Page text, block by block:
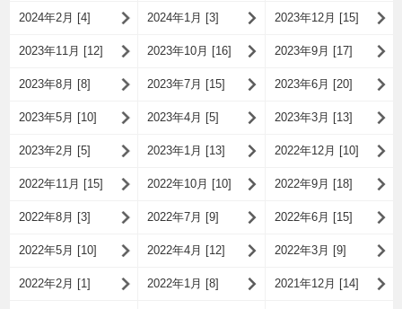
2024年2月 [4] 2024年1月 [3] 2023年12月 [15]
2023年11月 [12] 2023年10月 [16] 2023年9月 [17]
2023年8月 [8] 2023年7月 [15] 2023年6月 [20]
2023年5月 [10] 2023年4月 [5] 2023年3月 [13]
2023年2月 [5] 2023年1月 [13] 2022年12月 [10]
2022年11月 [15] 2022年10月 [10] 2022年9月 [18]
2022年8月 [3] 2022年7月 [9] 2022年6月 [15]
2022年5月 [10] 2022年4月 [12] 2022年3月 [9]
2022年2月 [1] 2022年1月 [8] 2021年12月 [14]